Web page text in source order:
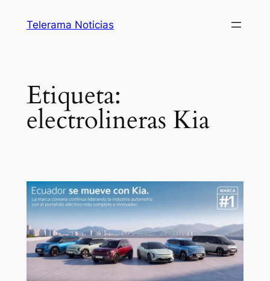
Telerama Noticias
Etiqueta:
electrolineras Kia